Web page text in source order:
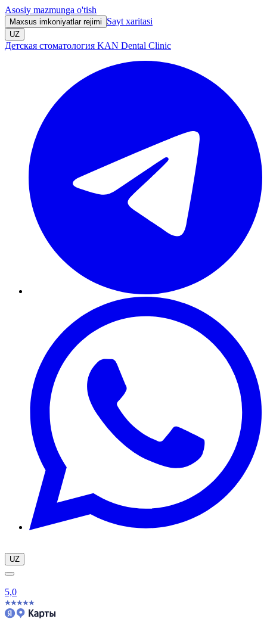
Asosiy mazmunga o'tish
Maxsus imkoniyatlar rejimi Sayt xaritasi
UZ
Детская стоматология KAN Dental Clinic
UZ
5,0